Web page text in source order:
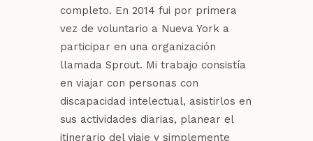
completo. En 2014 fui por primera
vez de voluntario a Nueva York a
participar en una organización
llamada Sprout. Mi trabajo consistía
en viajar con personas con
discapacidad intelectual, asistirlos en
sus actividades diarias, planear el
itinerario del viaje y simplemente